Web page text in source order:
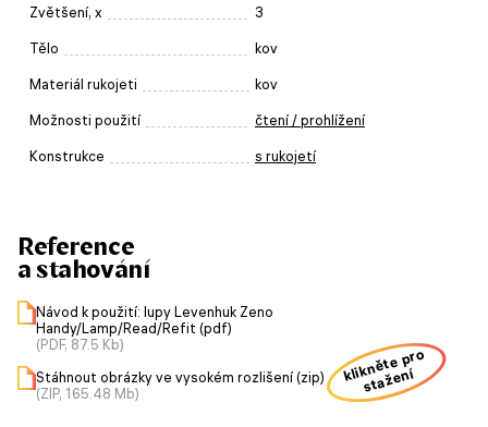
Zvětšení, x 3
Tělo kov
Materiál rukojeti kov
Možnosti použití čtení / prohlížení
Konstrukce s rukojetí
Reference
a stahování
Návod k použití: lupy Levenhuk Zeno
Handy/Lamp/Read/Refit (pdf)
(PDF, 87.5 Kb)
Stáhnout obrázky ve vysokém rozlišení (zip)
(ZIP, 165.48 Mb)
klikněte pro
stažení